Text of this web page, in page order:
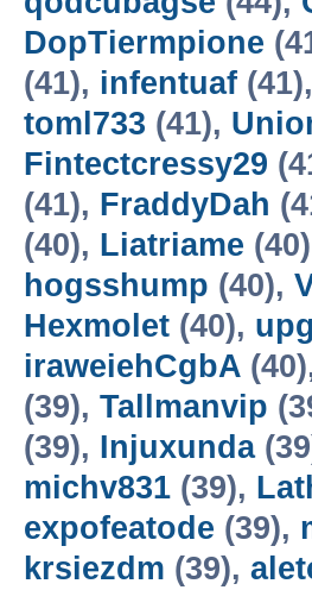
DopTiermpione
(41), infentuaf (41),
toml733 (41),
Fintectcressy29
(41), FraddyDah
(40), Liatriame
hogsshump (40),
Hexmolet (40),
iraweiehCgbA
(39), Tallmanvip
(39), Injuxunda
michv831 (39),
expofeatode (39),
krsiezdm (39),